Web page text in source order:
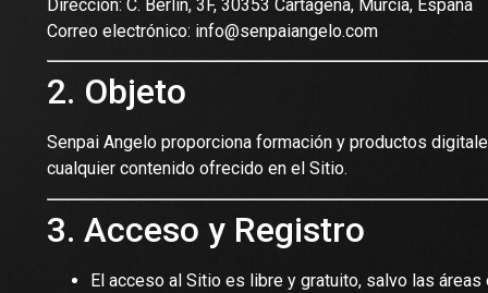
Dirección: C. Berlín, 3F, 30353 Cartagena, Murcia, España
Correo electrónico: info@senpaiangelo.com
2. Objeto
Senpai Angelo proporciona formación y productos
cualquier contenido ofrecido en el Sitio.
3. Acceso y Registro
El acceso al Sitio es libre y gratuito, salvo las